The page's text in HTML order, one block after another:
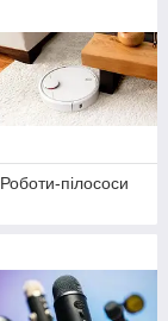
Роботи-пілососи